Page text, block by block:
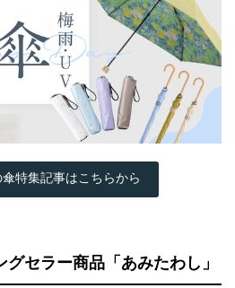
特集記事はこちらから
セラー商品「あみたわし」